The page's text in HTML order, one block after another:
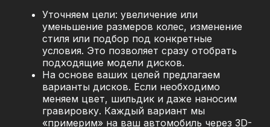
Уточняем цели: увеличение или
уменьшение размеров колес, изменение
стиля или подбор под конкретные
условия. Это позволяет сразу отобрать
подходящие модели дисков.
На основе ваших целей предлагаем
варианты дисков. Если необходимо
меняем цвет, шильдик и даже наносим
гравировку. Каждый вариант мы
«примерим» на ваш автомобиль через 3D-